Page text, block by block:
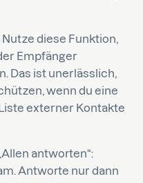
Nutze diese Funktion,
Empfänger
Das ist unerlässlich,
wenn du eine
externer Kontakte
antworten“:
Antworte nur dann